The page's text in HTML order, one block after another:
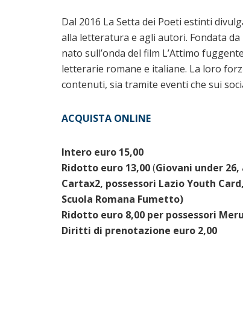
Dal 2016 La Setta dei Poeti estinti
alla letteratura e agli autori. Fondata
nato sull’onda del film L’Attimo
letterarie romane e italiane. La loro
contenuti, sia tramite eventi che sui
ACQUISTA ONLINE
Intero euro 15,00
Ridotto euro 13,00(Giovani under
Cartax2, possessori Lazio Youth
Scuola Romana Fumetto)
Ridotto euro 8,00 per possessori
Diritti di prenotazione euro 2,00